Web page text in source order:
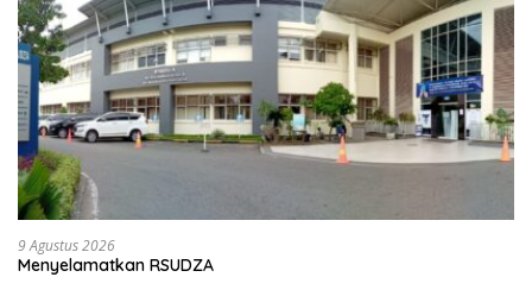
9 Agustus 2026
Menyelamatkan RSUDZA